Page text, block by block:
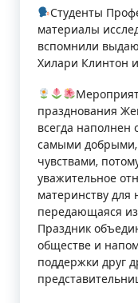
м
Студенты
материалы
вспомнили
Хилари Клинтон
празднования
всегда
самыми
чувствами,
уважительное
материнству для
передающаяся
Праздник
обществе и
поддержки друг